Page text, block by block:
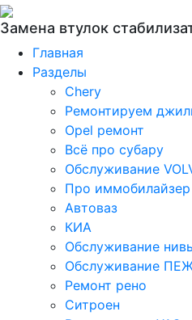
Замена втулок
Главная
Разделы
Chery
Ремонтируем
Opel ремонт
Всё про субару
Обслуживание
Про иммобилайзер
Автоваз
КИА
Обслуживание
Обслуживание
Ремонт рено
Ситроен